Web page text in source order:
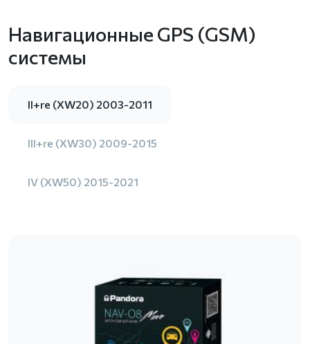
Навигационные GPS (GSM)
системы
II+re (XW20) 2003-2011
III+re (XW30) 2009-2015
IV (XW50) 2015-2021